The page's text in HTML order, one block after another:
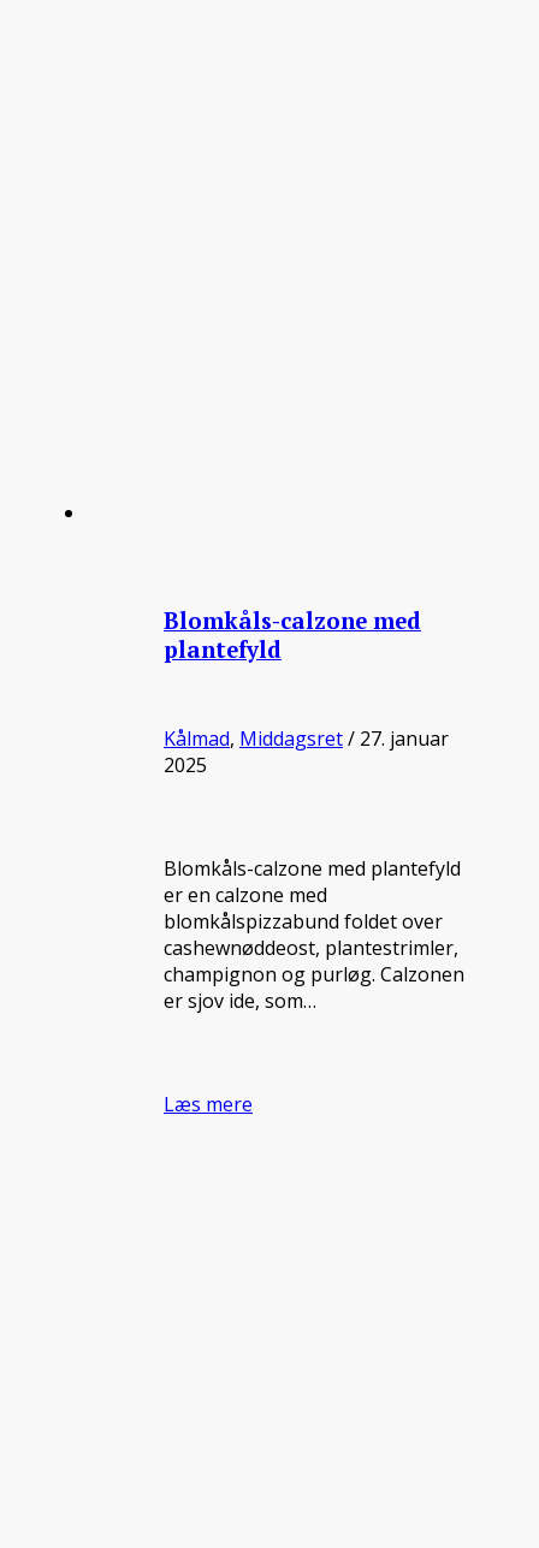
Blomkåls-calzone med
plantefyld
Kålmad, Middagsret/ 27. januar
2025
Blomkåls-calzone med plantefyld
er en calzone med
blomkålspizzabund foldet over
cashewnøddeost, plantestrimler,
champignon og purløg. Calzonen
er sjov ide, som…
Læs mere